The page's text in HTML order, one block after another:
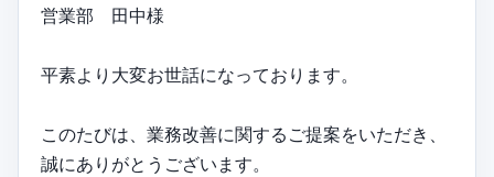
営業部 田中様
平素より大変お世話になっております。
このたびは、業務改善に関するご提案をいただき、
誠にありがとうございます。